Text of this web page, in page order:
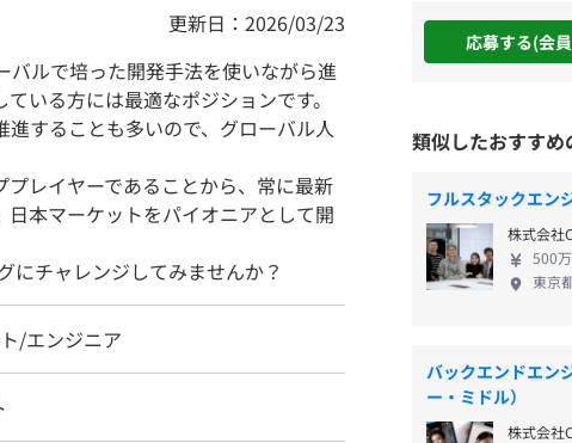
更新日：2026/03/23
バルで培った開発手法を使いながら進
いる方には最適なポジションです。
することも多いので、グローバル人
レイヤーであることから、常に最新
本マーケットをパイオニアとして開
にチャレンジしてみませんか？
/エンジニア
応募する(会
類似したおすすめ
フルスタックエン
株式会社
500
東京
バックエンドエン
ー・ミドル）
株式会社